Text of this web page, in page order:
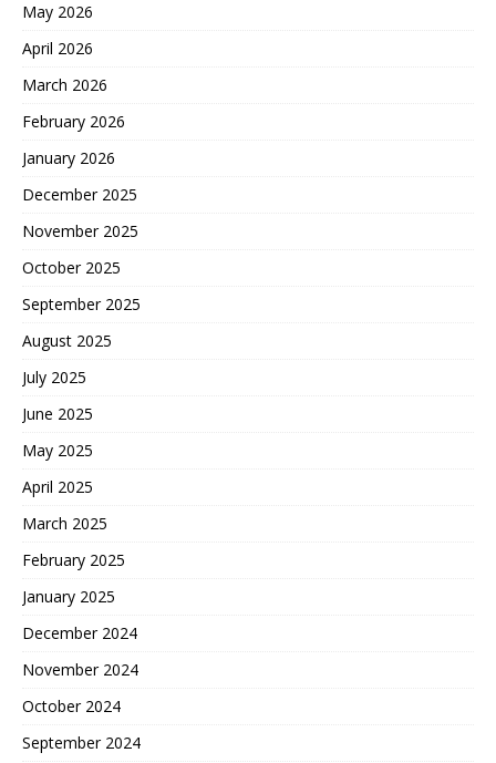
May 2026
April 2026
March 2026
February 2026
January 2026
December 2025
November 2025
October 2025
September 2025
August 2025
July 2025
June 2025
May 2025
April 2025
March 2025
February 2025
January 2025
December 2024
November 2024
October 2024
September 2024